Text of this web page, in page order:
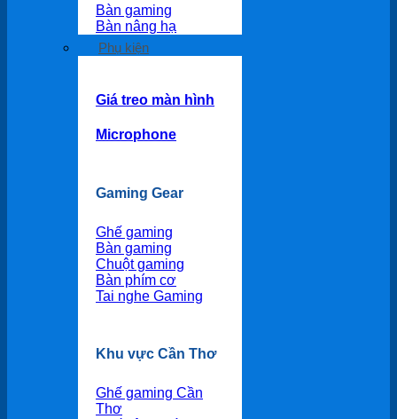
Bàn gaming
Bàn nâng hạ
Phụ kiện
Giá treo màn hình
Microphone
Gaming Gear
Ghế gaming
Bàn gaming
Chuột gaming
Bàn phím cơ
Tai nghe Gaming
Khu vực Cần Thơ
Ghế gaming Cần
Thơ